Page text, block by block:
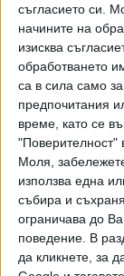
съгласието си.
начините на
изисква
обработването
са в сила само
предпочитания
време, като се
"Поверителност"
Моля,
използва една
събира и
ограничава до
поведение. В
да кликнете, за
Видео